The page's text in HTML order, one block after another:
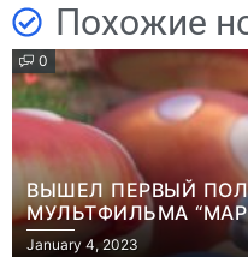
Похожие
0
ВЫШЕЛ ПЕРВЫЙ
МУЛЬТФИЛЬМА
January 4, 2023